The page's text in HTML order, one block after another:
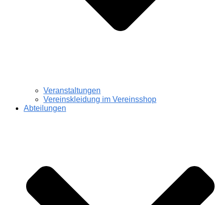
Veranstaltungen
Vereinskleidung im Vereinsshop
Abteilungen